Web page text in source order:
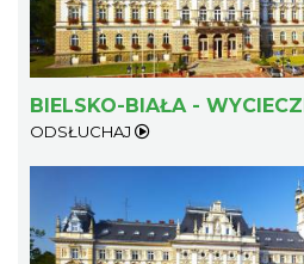
BIELSKO-BIAŁA -
ODSŁUCHAJ